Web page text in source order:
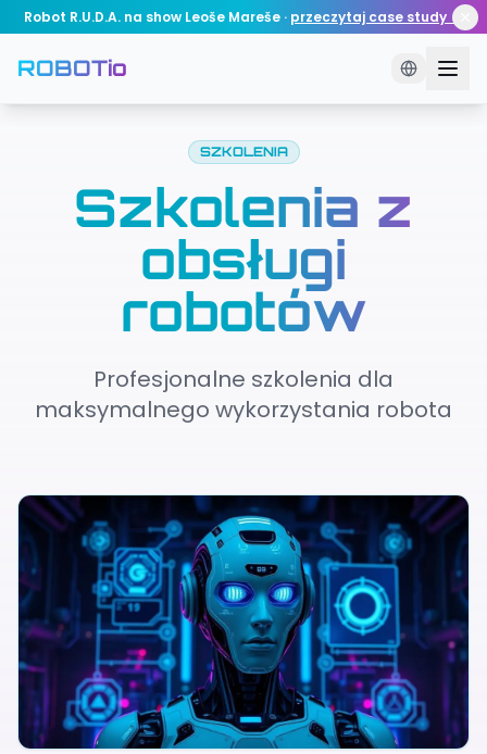
Robot R.U.D.A. na show Leoše Mareše · przeczytaj case study →
ROBOTio
SZKOLENIA
Szkolenia z
obsługi
robotów
Profesjonalne szkolenia dla
maksymalnego wykorzystania robota